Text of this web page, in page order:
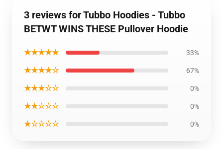
3 reviews for Tubbo Hoodies - Tubbo
BETWT WINS THESE Pullover Hoodie
★★★★★ 33%
★★★★☆ 67%
★★★☆☆ 0%
★★☆☆☆ 0%
★☆☆☆☆ 0%